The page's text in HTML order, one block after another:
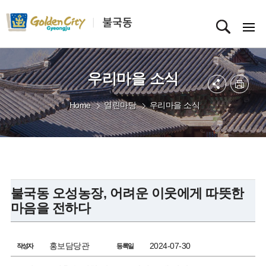
우리마을 소식
Home 열린마당 우리마을 소식
불국동 오성농장, 어려운 이웃에게 따뜻한
마음을 전하다
작성자 홍보담당관 등록일 2024-07-30